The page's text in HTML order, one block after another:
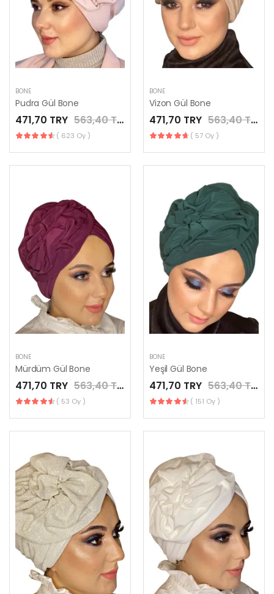
BONE
Pudra Gül Bone
471,70 TRY 563,40 TRY
( 623 Oy )
BONE
Vizon Gül Bone
471,70 TRY 563,40 TRY
( 57 Oy )
BONE
Mürdüm Gül Bone
471,70 TRY 563,40 TRY
( 53 Oy )
BONE
Yeşil Gül Bone
471,70 TRY 563,40 TRY
( 151 Oy )